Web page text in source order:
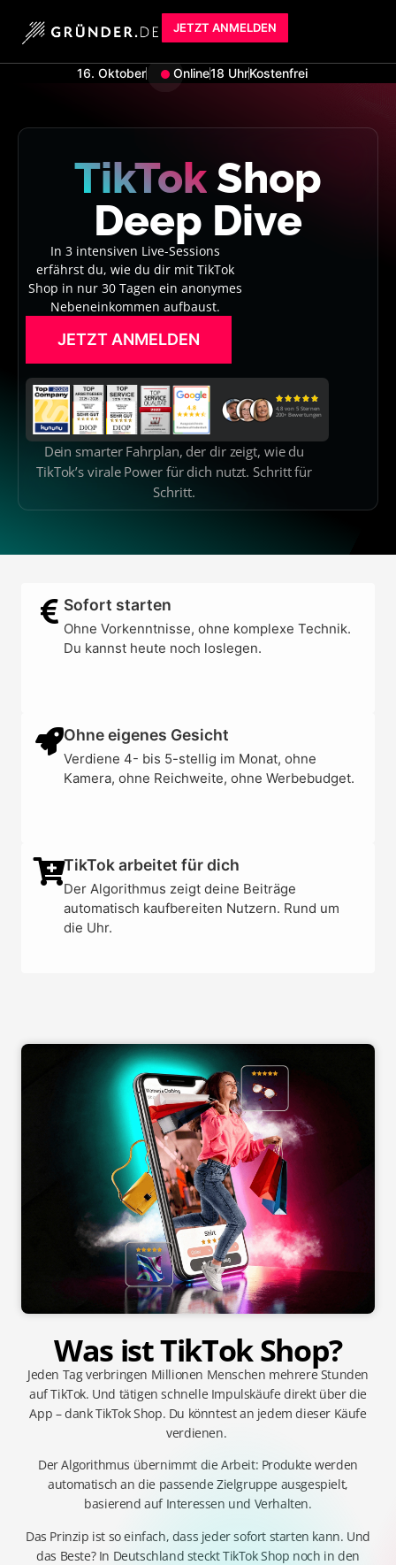
JETZT ANMELDEN
16. Oktober Online18 UhrKostenfrei
TikTok Shop
Deep Dive
In 3 intensiven Live-Sessions
erfährst du, wie du dir mit TikTok
Shop in nur 30 Tagen ein anonymes
Nebeneinkommen aufbaust.
Dein smarter Fahrplan, der dir zeigt, wie du
TikTok’s virale Power für dich nutzt. Schritt für
Schritt.
JETZT ANMELDEN
4,8 von 5 Sternen
200+ Bewertungen
Sofort starten
Ohne Vorkenntnisse, ohne komplexe Technik.
Du kannst heute noch loslegen.
Ohne eigenes Gesicht
Verdiene 4- bis 5-stellig im Monat, ohne
Kamera, ohne Reichweite, ohne Werbebudget.
TikTok arbeitet für dich
Der Algorithmus zeigt deine Beiträge
automatisch kaufbereiten Nutzern. Rund um
die Uhr.
Was ist TikTok Shop?
Jeden Tag verbringen Millionen Menschen mehrere Stunden
auf TikTok. Und tätigen schnelle Impulskäufe direkt über die
App –dank TikTok Shop. Du könntest an jedem dieser Käufe
verdienen.
Der Algorithmus übernimmt die Arbeit: Produkte werden
automatisch an die passende Zielgruppe ausgespielt,
basierend auf Interessen und Verhalten.
Das Prinzip ist so einfach, dass jeder sofort starten kann. Und
das Beste? In Deutschland steckt TikTok Shop noch in den